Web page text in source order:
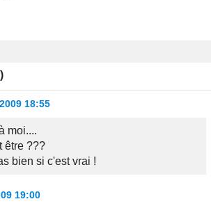
18:55
moi....
être ???
bien si c'est vrai !
19:00